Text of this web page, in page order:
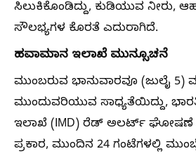
ಸಿಲುಕಿಕೊಂಡಿದ್ದು, ಕುಡಿಯುವ ನೀರು,
ಸೌಲಭ್ಯಗಳ ಕೊರತೆ ಎದುರಾಗಿದೆ.
ಹವಾಮಾನ ಇಲಾಖೆ ಮುನ್ಸೂಚನೆ
ಮುಂಬರುವ ಭಾನುವಾರವೂ (ಜುಲೈ
ಮುಂದುವರಿಯುವ ಸಾಧ್ಯತೆಯಿದ್ದು,
ಇಲಾಖೆ (IMD) ರೆಡ್ ಅಲರ್ಟ್
ಪ್ರಕಾರ, ಮುಂದಿನ 24 ಗಂಟೆಗಳಲ್ಲಿ